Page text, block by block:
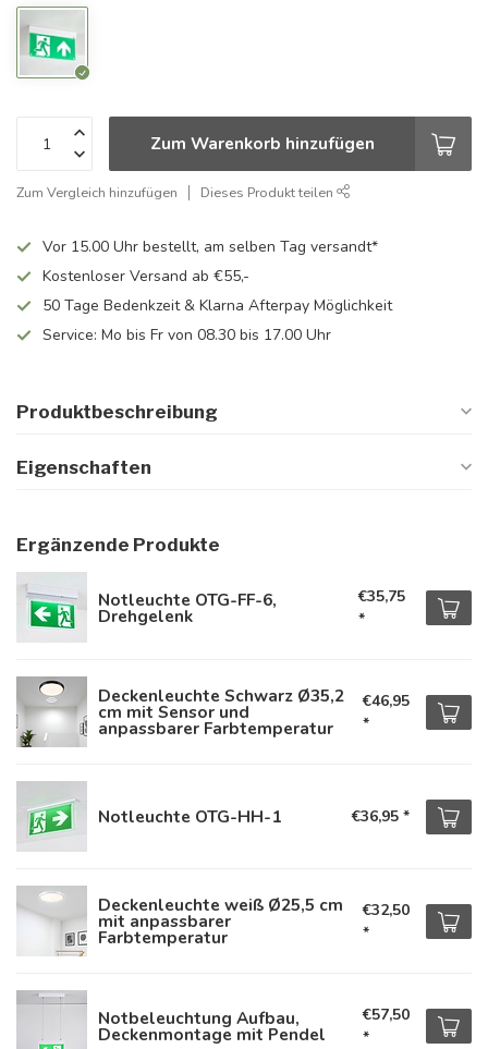
Zum Warenkorb hinzufügen
Zum Vergleich hinzufügen Dieses Produkt teilen
Vor 15.00 Uhr bestellt, am selben Tag versandt*
Kostenloser Versand ab €55,-
50 Tage Bedenkzeit & Klarna Afterpay Möglichkeit
Service: Mo bis Fr von 08.30 bis 17.00 Uhr
Produktbeschreibung
Eigenschaften
Ergänzende Produkte
Notleuchte OTG-FF-6,
Drehgelenk
€35,75
*
Deckenleuchte Schwarz Ø35,2
cm mit Sensor und
anpassbarer Farbtemperatur
€46,95
*
Notleuchte OTG-HH-1 €36,95 *
Deckenleuchte weiß Ø25,5 cm
mit anpassbarer
Farbtemperatur
€32,50
*
Notbeleuchtung Aufbau,
Deckenmontage mit Pendel
€57,50
*